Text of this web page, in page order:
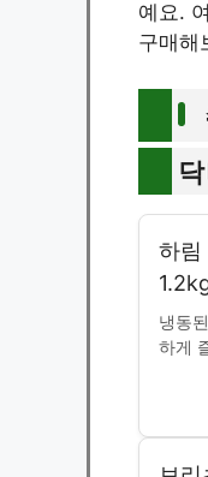
예요.
구매해
하림
냉동
하게